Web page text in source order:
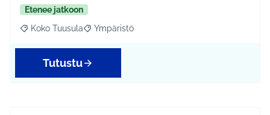
Etenee jatkoon
Rajaa tulokset aihepiirin mukaan: Koko Tuusula
Koko Tuusula Rajaa tulokset teeman mukaan: Ympäristö
Ympäristö
Tutustu